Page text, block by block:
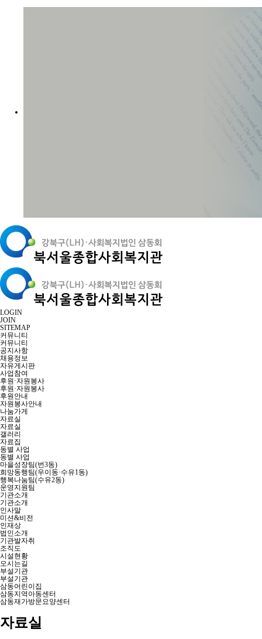
LOGIN
JOIN
SITEMAP
커뮤니티
커뮤니티
공지사항
채용정보
자유게시판
사업참여
후원·자원봉사
후원·자원봉사
후원안내
자원봉사안내
나눔가게
자료실
자료실
갤러리
자료집
동별 사업
동별 사업
마을성장팀(번3동)
희망동행팀(우이동·수유1동)
행복나눔팀(수유2동)
운영지원팀
기관소개
기관소개
인사말
미션&비전
인재상
법인소개
기관발자취
조직도
시설현황
오시는길
부설기관
부설기관
삼동어린이집
삼동지역아동센터
삼동재가방문요양센터
자료실